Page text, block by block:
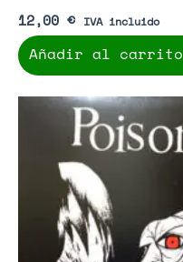
12,00 € IVA incluido
Añadir al carrito